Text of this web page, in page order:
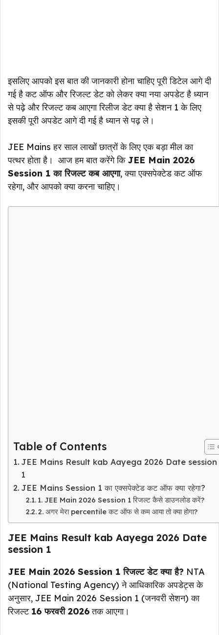
इसलिए आपको इस बात की जानकारी होना चाहिए पूरी डिटेल आगे दी
गई है कट ऑफ और रिजल्ट डेट को लेकर क्या नया अपडेट है ध्यान
से पढ़े और रिजल्ट कब आएगा रिलीज डेट क्या है सेशन 1 के लिए
इसकी पूरी अपडेट आगे दी गई है ध्यान से पढ़ ले।
JEE Mains हर साल लाखों छात्रों के लिए एक बड़ा मील का
पत्थर होता है। आज हम बात करेंगे कि JEE Main 2026
Session 1 का रिजल्ट कब आएगा, क्या एक्सपेक्टेड कट ऑफ
रहेगा, और आपको क्या करना चाहिए।
Table of Contents
JEE Mains Result kab Aayega 2026 Date session
1
JEE Mains Session 1 का एक्सपेक्टेड कट ऑफ क्या रहेगा?
1. JEE Main 2026 Session 1 रिजल्ट कैसे डाउनलोड करें?
2. अगर मेरा percentile कट ऑफ से कम आया तो क्या होगा?
JEE Mains Result kab Aayega 2026 Date
session 1
JEE Main 2026 Session 1 रिजल्ट डेट क्या है? NTA
(National Testing Agency) ने आधिकारिक अपडेट्स के
अनुसार, JEE Main 2026 Session 1 (जनवरी सेशन) का
रिजल्ट 16 फरवरी 2026तक आएगा।